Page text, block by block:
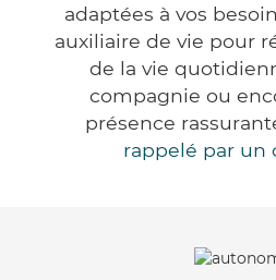
adaptées à vos
auxiliaire de vie pour
de la vie
compagnie ou
présence
rappelé par un